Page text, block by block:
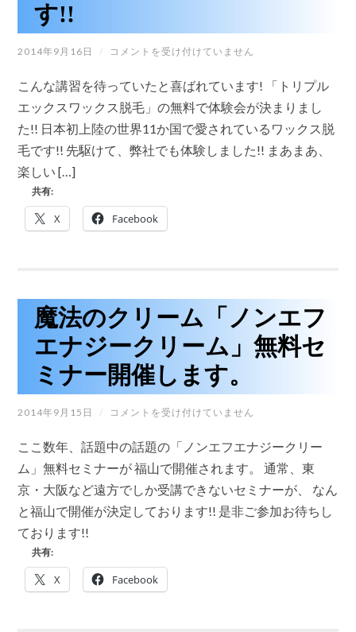
す!!
2014年9月16日 /
11/6(木)
な
講
を
ま
っ
と
喜
「ト
リ
ル
エ
ッ
ク
ワ
ク
ス
脱
毛」
が
無
験
で
き
コメントを受け付けていません
こんな講習を待っていたと喜ばれています! 「トリプル
エックスワックス脱毛」の無料で体験会が決まりまし
た!! 日本初上陸の世界11か国で愛されているワックス脱
毛です!! 先駆けて、弊社でも体験しました!! まあまあ、
楽しい […]
共有:
X Facebook
魔法のクリーム「ノンエフ
エナジークリーム」無料セ
ミナー開催します。
2014年9月15日 /
魔
の
ク
リ
ム
「ノ
ン
ナ
ジ
コメントを受け付けていません
ここ数年、話題中の話題の「ノンエフエナジークリー
ム」無料セミナーが 福山で開催されます。 通常、東
京・大阪など遠方でしか受講できないセミナーが、 なん
と福山で開催が決定しております!! 是非ご参加お待ちし
ております!!
共有:
X Facebook